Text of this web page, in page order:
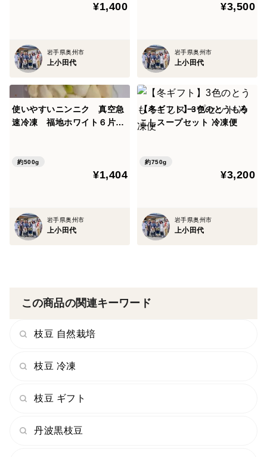
¥1,400
岩手県奥州市
上小田代
¥3,500
岩手県奥州市
上小田代
使いやすいニンニク 真空急
速冷凍 福地ホワイト６片む
約500g
¥1,404
岩手県奥州市
上小田代
【冬ギフト】3色のとうもろ
こしスープセット 冷凍便
約750g
¥3,200
岩手県奥州市
上小田代
この商品の関連キーワード
枝豆 自然栽培
枝豆 冷凍
枝豆 ギフト
丹波黒枝豆